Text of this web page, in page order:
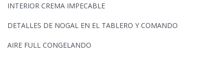
INTERIOR CREMA IMPECABLE
DETALLES DE NOGAL EN EL TABLERO Y COMANDO
AIRE FULL CONGELANDO